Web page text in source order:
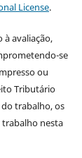
License.
avaliação,
se
ou
Tributário
trabalho, os
trabalho nesta